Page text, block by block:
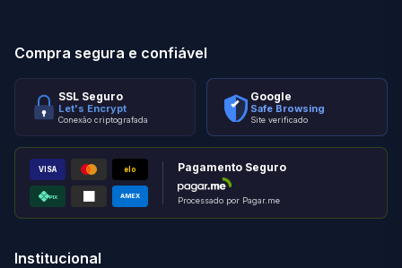
Compra segura e confiável
SSL Seguro
Let's Encrypt
Conexão criptografada
Google
Safe Browsing
Site verificado
VISA elo
PIX AMEX
Pagamento Seguro
Processado por Pagar.me
Institucional